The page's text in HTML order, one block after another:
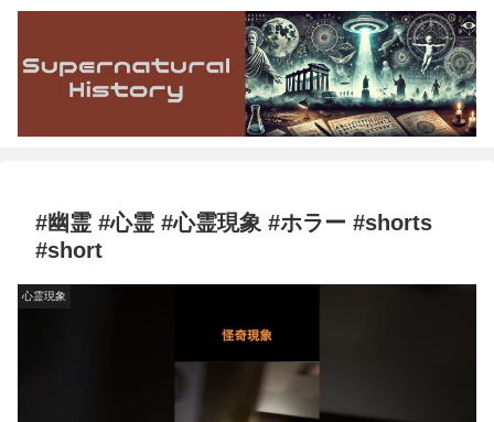
#幽霊 #心霊 #心霊現象 #ホラー #shorts
#short
心霊現象